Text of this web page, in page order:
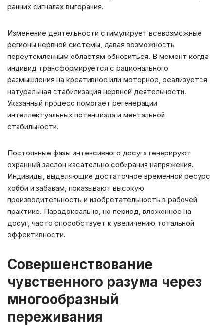
ранних сигналах выгорания.
Изменение деятельности стимулирует всевозможные
регионы нервной системы, давая возможность
переутомленным областям обновиться. В момент когда
индивид трансформируется с рационального
размышления на креативное или моторное, реализуется
натуральная стабилизация нервной деятельности.
Указанный процесс помогает регенерации
интеллектуальных потенциала и ментальной
стабильности.
Постоянные фазы интенсивного досуга генерируют
охранный заслон касательно собирания напряжения.
Индивиды, выделяющие достаточное временной ресурс
хобби и забавам, показывают высокую
производительность и изобретательность в рабочей
практике. Парадоксально, но период, вложенное на
досуг, часто способствует к увеличению тотальной
эффективности.
Совершенствование
чувственного разума через
многообразный
переживания